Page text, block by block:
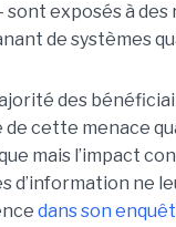
sont exposés à des
de systèmes
des
cette menace
mais l’impact
d’information ne
dans son